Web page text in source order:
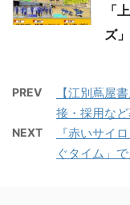
「
ズ
PREV
【江別蔦屋
接・採用な
NEXT
『赤いサイ
ぐタイム」